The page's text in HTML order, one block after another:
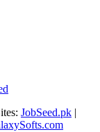
JobSeed.pk |